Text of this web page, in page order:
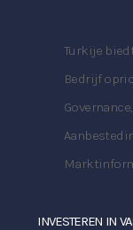
Turkije
Bedrijf
INVESTEREN IN